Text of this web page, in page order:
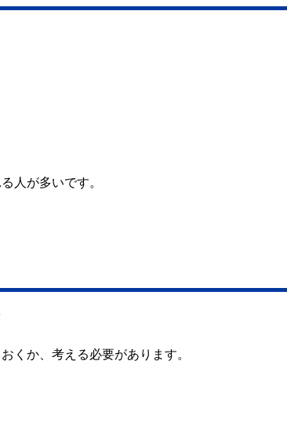
人が多いです。
くか、考える必要があります。